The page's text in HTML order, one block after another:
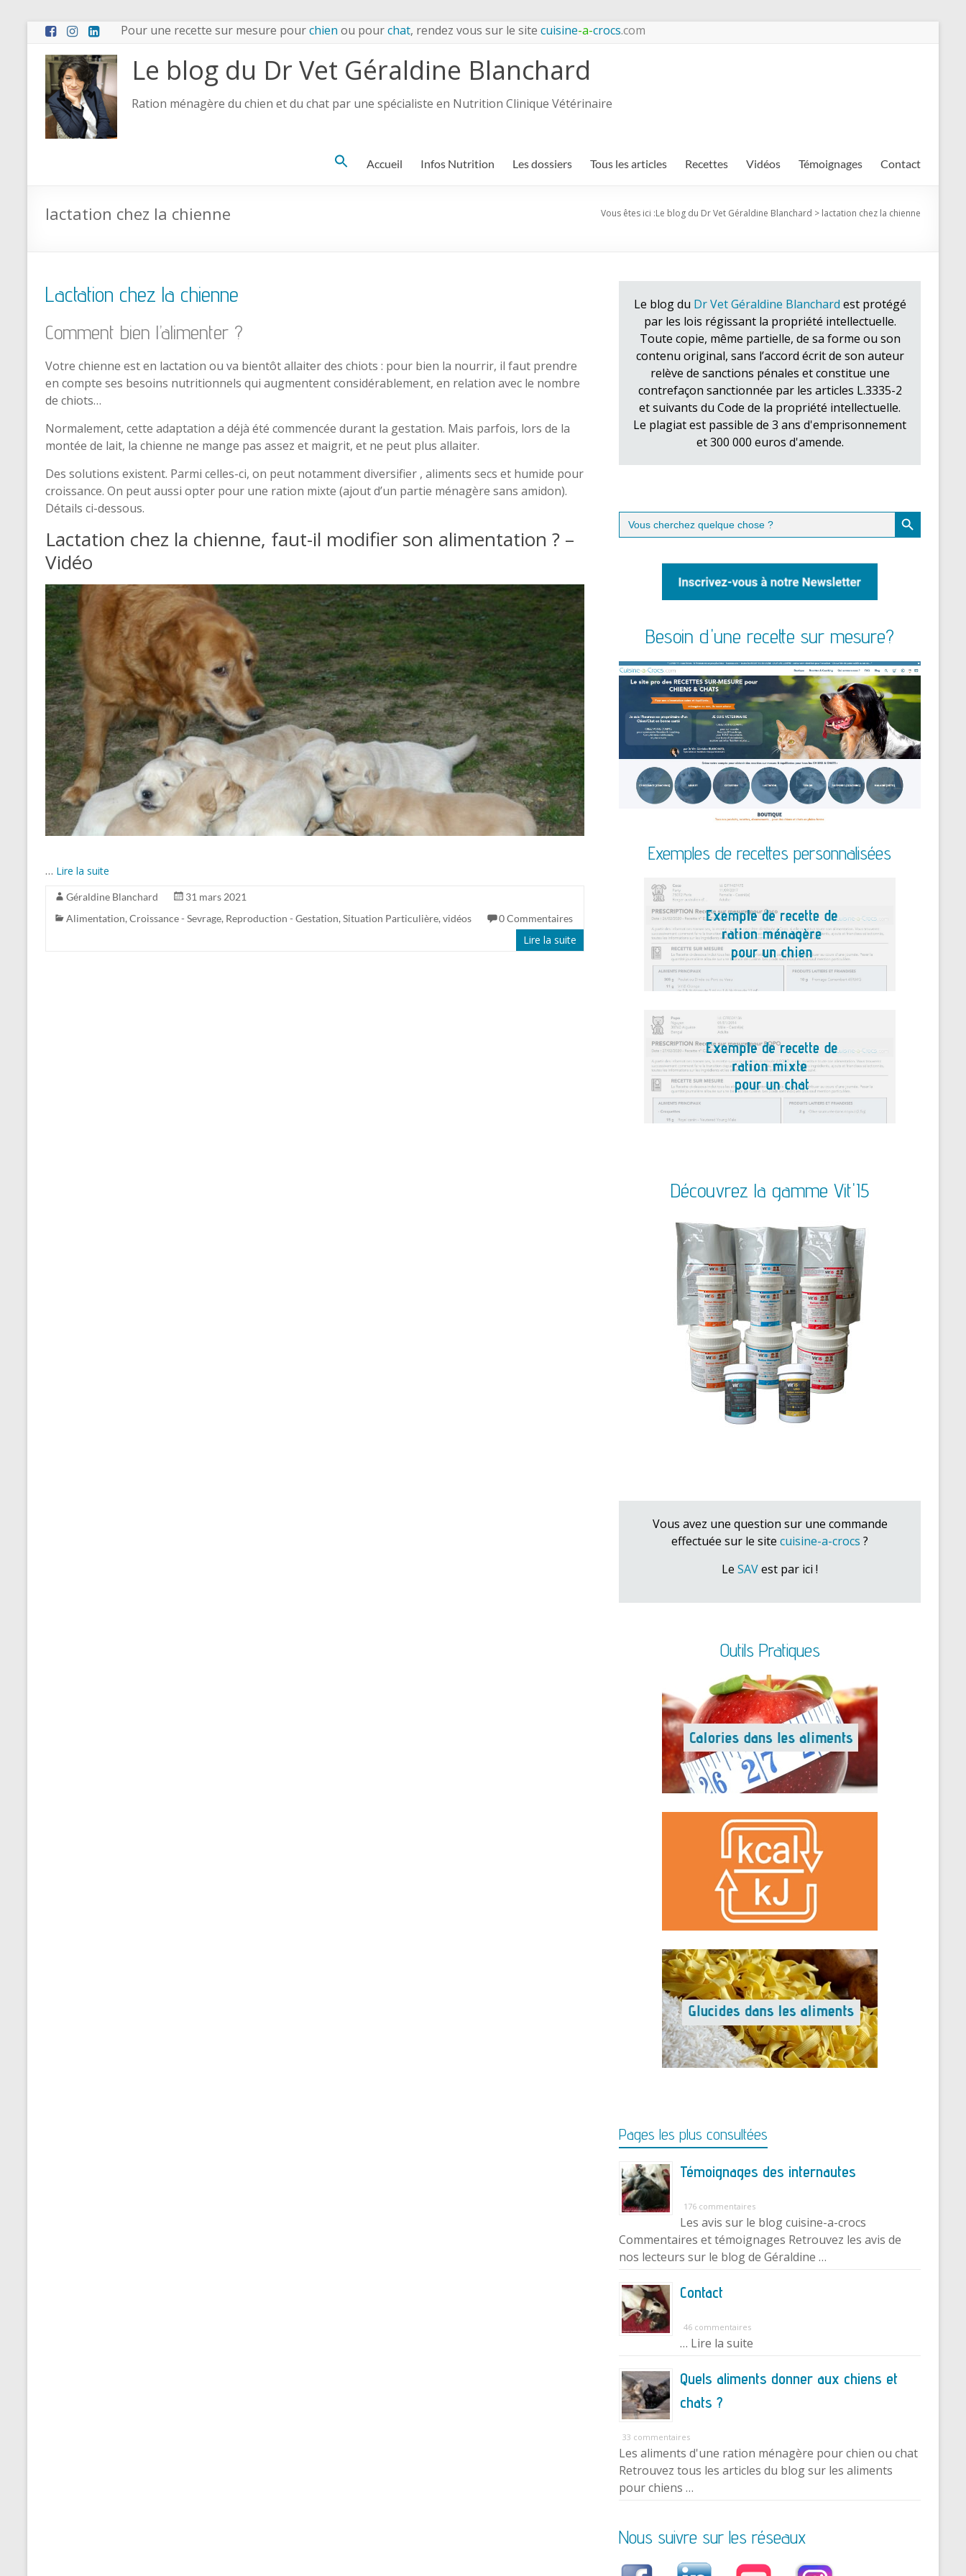
Pour une recette sur mesure pourchien ou pourchat, rendez vous sur le site cuisine-a-crocs.com
Le blog du Dr Vet Géraldine Blanchard
Ration ménagère du chien et du chat par une spécialiste en Nutrition Clinique Vétérinaire
Search Accueil Infos Nutrition Les dossiers Tous les articles Recettes Vidéos Témoignages Contact
lactation chez la chienne Vous êtes ici :Le blog du Dr Vet Géraldine Blanchard > lactation chez la chienne
Lactation chez la chienne
Comment bien l’alimenter ?
Votre chienne est en lactation ou va bientôt allaiter des chiots : pour bien la nourrir, il faut prendre
en compte ses besoins nutritionnels qui augmentent considérablement, en relation avec le nombre
de chiots…
Normalement, cette adaptation a déjà été commencée durant la gestation. Mais parfois, lors de la
montée de lait, la chienne ne mange pas assez et maigrit, et ne peut plus allaiter.
Des solutions existent. Parmi celles-ci, on peut notamment diversifier , aliments secs et humide pour
croissance. On peut aussi opter pour une ration mixte (ajout d’un partie ménagère sans amidon).
Détails ci-dessous.
Lactation chez la chienne, faut-il modifier son alimentation ? –
Vidéo
… Lire la suite
Géraldine Blanchard
31 mars 2021
Alimentation, Croissance - Sevrage, Reproduction - Gestation, Situation Particulière, vidéos 0 Commentaires
Lire la suite
Le blog du Dr Vet Géraldine Blanchard est protégé
par les lois régissant la propriété intellectuelle.
Toute copie, même partielle, de sa forme ou son
contenu original, sans l’accord écrit de son auteur
relève de sanctions pénales et constitue une
contrefaçon sanctionnée par les articles L.3335-2
et suivants du Code de la propriété intellectuelle.
Le plagiat est passible de 3 ans d'emprisonnement
et 300 000 euros d'amende.
Search
for:
Search Button
Besoin d'une recette sur mesure?
Exemples de recettes personnalisées
Découvrez la gamme Vit'I5
Vous avez une question sur une commande
effectuée sur le site cuisine-a-crocs ?
Le SAVest par ici !
Outils Pratiques
Pages les plus consultées
Témoignages des internautes
176 commentaires
Les avis sur le blog cuisine-a-crocs
Commentaires et témoignages Retrouvez les avis de
nos lecteurs sur le blog de Géraldine …
Contact
46 commentaires
… Lire la suite
Quels aliments donner aux chiens et
chats ?
33 commentaires
Les aliments d'une ration ménagère pour chien ou chat
Retrouvez tous les articles du blog sur les aliments
pour chiens …
Nous suivre sur les réseaux